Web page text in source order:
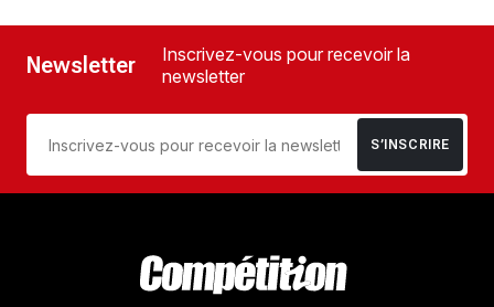
Newsletter
Inscrivez-vous pour recevoir la
newsletter
S’INSCRIRE